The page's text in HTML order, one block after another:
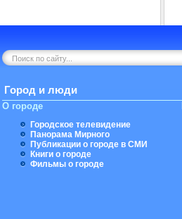
Город и люди
О городе
Городское телевидение
Панорама Мирного
Публикации о городе в СМИ
Книги о городе
Фильмы о городе